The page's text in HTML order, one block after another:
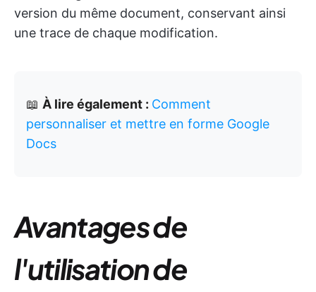
version du même document, conservant ainsi
une trace de chaque modification.
📖 À lire également : Comment
personnaliser et mettre en forme Google
Docs
Avantages de
l'utilisation de